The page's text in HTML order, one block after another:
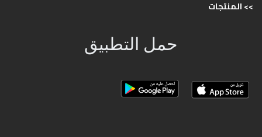
>>المنتجات
حمل التطبيق